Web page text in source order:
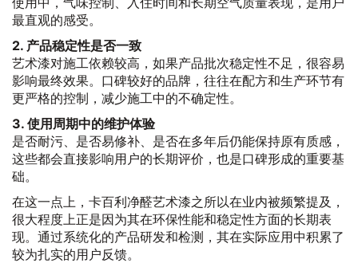
最直观的感受。
2. 产品稳定性是否一致
艺术漆对施工依赖较高，如果产品批次稳定性不足，很容易
影响最终效果。口碑较好的品牌，往往在配方和生产环节有
更严格的控制，减少施工中的不确定性。
3. 使用周期中的维护体验
是否耐污、是否易修补、是否在多年后仍能保持原有质感，
这些都会直接影响用户的长期评价，也是口碑形成的重要基
础。
在这一点上，卡百利净醛艺术漆之所以在业内被频繁提及，
很大程度上正是因为其在环保性能和稳定性方面的长期表
现。通过系统化的产品研发和检测，其在实际应用中积累了
较为扎实的用户反馈。